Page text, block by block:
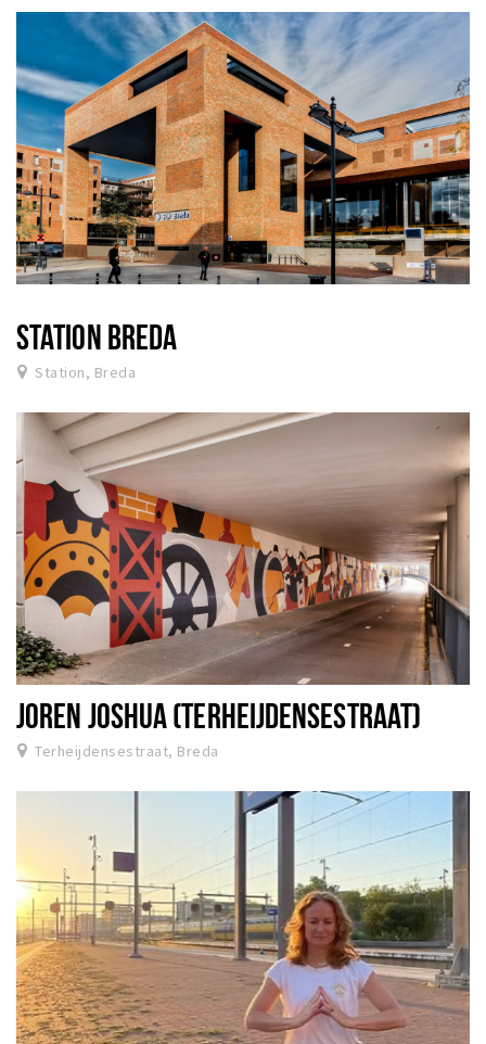
STATION BREDA
Station, Breda
JOREN JOSHUA (TERHEIJDENSESTRAAT)
Terheijdensestraat, Breda